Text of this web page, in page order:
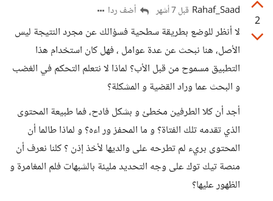
2
Rahaf_Saad قبل 7 أشهر أضف ردا
لا أنظر للوضع بطريقة سطحية فسؤالك عن مجرد النتيجة ليس
الأصل، هنا نبحث عن عدة عوامل ، فهل كان استخدام هذا
التطبيق مسموح من قبل الأب؟ لماذا لا نتعلم التحكم في الغضب
و البحث عما وراد القضية و المشكلة؟
أجد أن كلا الطرفين مخطئ و بشكل فادح، فما طبيعة المحتوى
الذي تقدمه تلك الفتاة؟ و ما المحفز ور اءه؟ و لماذا طالما أن
المحتوى بريء لم تطرحه على والديها لأخذ إذن ؟ كلنا نعرف أن
منصة تيك توك على وجه التحديد مليئة بالشبهات فلم المغامرة و
الظهور عليها؟